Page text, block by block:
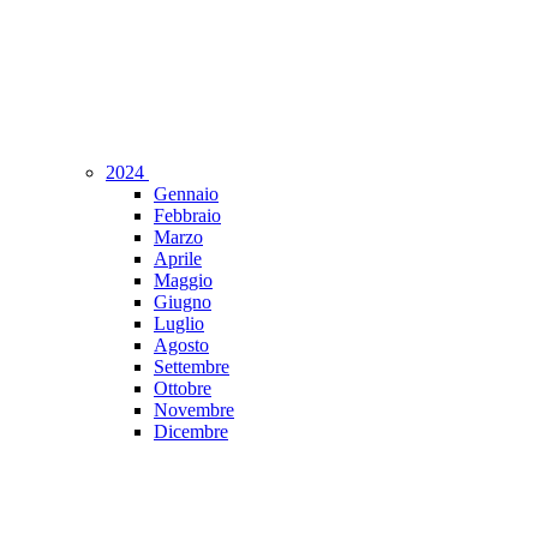
2024
Gennaio
Febbraio
Marzo
Aprile
Maggio
Giugno
Luglio
Agosto
Settembre
Ottobre
Novembre
Dicembre